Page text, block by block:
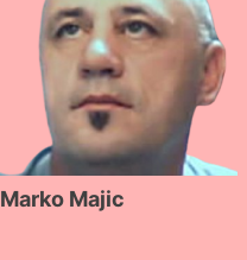
Marko Majic